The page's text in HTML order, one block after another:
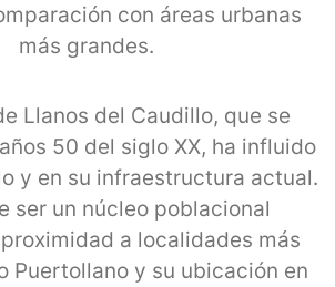
con áreas urbanas
más grandes.
Llanos del Caudillo, que se
50 del siglo XX, ha influido
y en su infraestructura actual.
ser un núcleo poblacional
a localidades más
Puertollano y su ubicación en